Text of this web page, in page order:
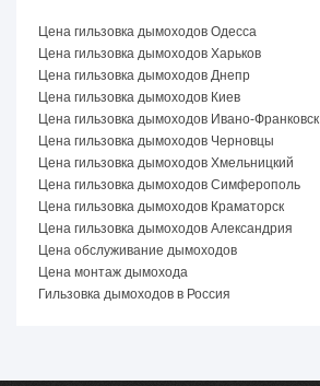
Цена гильзовка дымоходов Одесса
Цена гильзовка дымоходов Харьков
Цена гильзовка дымоходов Днепр
Цена гильзовка дымоходов Киев
Цена гильзовка дымоходов Ивано-Франковск
Цена гильзовка дымоходов Черновцы
Цена гильзовка дымоходов Хмельницкий
Цена гильзовка дымоходов Симферополь
Цена гильзовка дымоходов Краматорск
Цена гильзовка дымоходов Александрия
Цена обслуживание дымоходов
Цена монтаж дымохода
Гильзовка дымоходов в Россия